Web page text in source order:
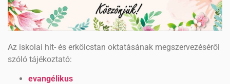
Az iskolai hit- és erkölcstan oktatásának megszervezéséről
szóló tájékoztató:
evangélikus